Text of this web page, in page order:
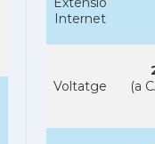
Internet
Voltatge
(a